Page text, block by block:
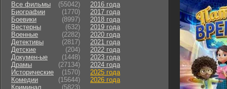
Все фильмы
(55042)
Биографии
(1770)
Боевики
(8997)
Вестерны
(632)
Военные
(2282)
Детективы
(2817)
Детские
(204)
Докумен-ые
(1448)
Драмы
(27134)
Исторические
(1570)
Комедии
(15644)
Криминал
(5823)
2016 года
2017 года
2018 года
2019 года
2020 года
2021 года
2022 года
2023 года
2024 года
2025 года
2026 года